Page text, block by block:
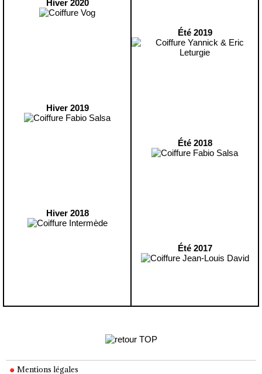
Hiver 2020
Hiver 2019
Hiver 2018
Été 2019
Été 2018
Été 2017
Mentions légales